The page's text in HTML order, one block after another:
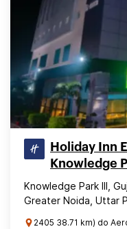
Holiday Inn
Knowledge
Knowledge Park III,
Greater Noida, Uttar
2405 38.71 km) do